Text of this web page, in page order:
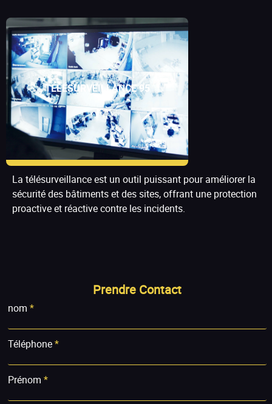
TÉLÉSURVEILLANCE 95
La télésurveillance est un outil puissant pour améliorer la
sécurité des bâtiments et des sites, offrant une protection
proactive et réactive contre les incidents.
Prendre Contact
nom*
Téléphone*
Prénom*